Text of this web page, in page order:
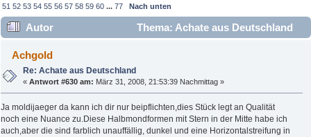
51 52 53 54 55 56 57 58 59 60 ...77 Nach unten
Autor
Thema: Achate aus Deutschland
(Gelesen 767728 mal)
Achgold
Re: Achate aus Deutschland
«Antwort #630 am: März 31, 2008, 21:53:39 Nachmittag »
Ja moldijaeger da kann ich dir nur beipflichten,dies Stück legt an Qualität
noch eine Nuance zu.Diese Halbmondformen mit Stern in der Mitte habe ich
auch,aber die sind farblich unauffällig, dunkel und eine Horizontalstreifung in